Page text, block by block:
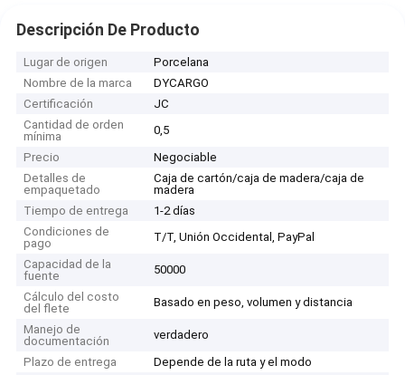
Descripción De Producto
Lugar de origen
Porcelana
Nombre de la marca
DYCARGO
Certificación
JC
Cantidad de orden
mínima
0,5
Precio
Negociable
Detalles de
empaquetado
Caja de cartón/caja de madera/caja de
madera
Tiempo de entrega
1-2 días
Condiciones de
pago
T/T, Unión Occidental, PayPal
Capacidad de la
fuente
50000
Cálculo del costo
del flete
Basado en peso, volumen y distancia
Manejo de
documentación
verdadero
Plazo de entrega
Depende de la ruta y el modo